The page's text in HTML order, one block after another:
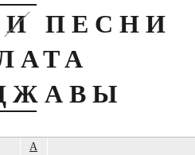
ПЕСНИ
А